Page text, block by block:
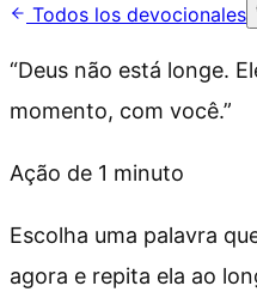
Todos los devocionales
“Deus não está longe.
momento, com você.”
Ação de 1 minuto
Escolha uma palavra
agora e repita ela ao